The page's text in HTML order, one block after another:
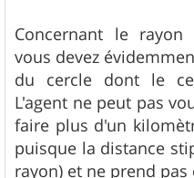
Concernant le
vous devez
du cercle dont le
L'agent ne peut pas
faire plus d'un
puisque la distance
rayon) et ne prend